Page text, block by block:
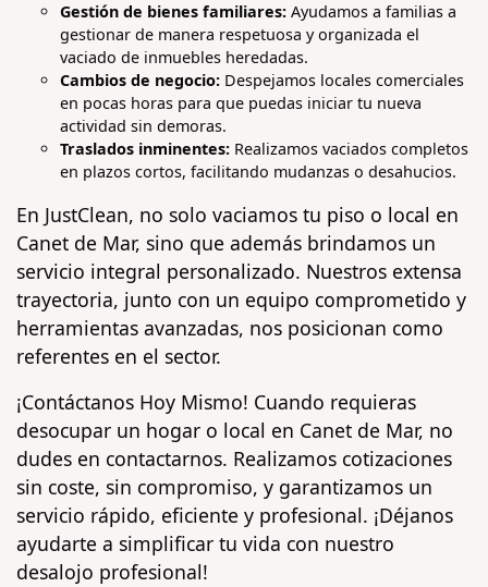
Gestión de bienes familiares: Ayudamos a familias a
gestionar de manera respetuosa y organizada el
vaciado de inmuebles heredadas.
Cambios de negocio: Despejamos locales comerciales
en pocas horas para que puedas iniciar tu nueva
actividad sin demoras.
Traslados inminentes: Realizamos vaciados completos
en plazos cortos, facilitando mudanzas o desahucios.
En JustClean, no solo vaciamos tu piso o local en
Canet de Mar, sino que además brindamos un
servicio integral personalizado. Nuestros extensa
trayectoria, junto con un equipo comprometido y
herramientas avanzadas, nos posicionan como
referentes en el sector.
¡Contáctanos Hoy Mismo! Cuando requieras
desocupar un hogar o local en Canet de Mar, no
dudes en contactarnos. Realizamos cotizaciones
sin coste, sin compromiso, y garantizamos un
servicio rápido, eficiente y profesional. ¡Déjanos
ayudarte a simplificar tu vida con nuestro
desalojo profesional!